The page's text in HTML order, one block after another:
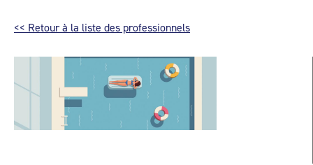
<< Retour à la liste des professionnels